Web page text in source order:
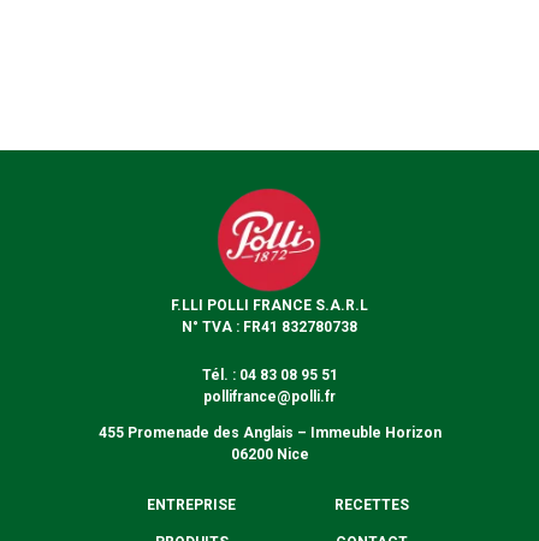
F.LLI POLLI FRANCE S.A.R.L
N° TVA : FR41 832780738
Tél. : 04 83 08 95 51
pollifrance@polli.fr
455 Promenade des Anglais – Immeuble Horizon
06200 Nice
ENTREPRISE RECETTES